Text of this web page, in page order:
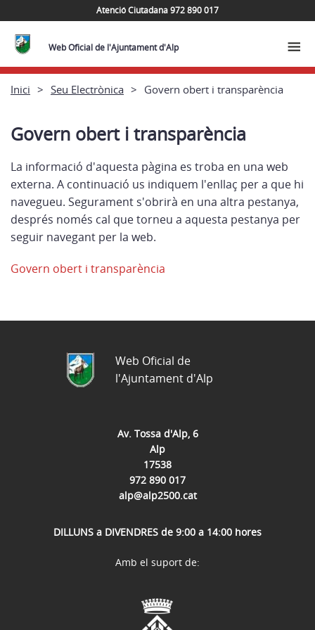
Atenció Ciutadana 972 890 017
Web Oficial de l'Ajuntament d'Alp
Inici Seu Electrònica Govern obert i transparència
Govern obert i transparència
La informació d'aquesta pàgina es troba en una web
externa. A continuació us indiquem l'enllaç per a que hi
navegueu. Segurament s'obrirà en una altra pestanya,
després només cal que torneu a aquesta pestanya per
seguir navegant per la web.
Govern obert i transparència
Av. Tossa d'Alp, 6
Alp
17538
972 890 017
alp@alp2500.cat
DILLUNS a DIVENDRES de 9:00 a 14:00 hores
Web Oficial de
l'Ajuntament d'Alp
Amb el suport de: